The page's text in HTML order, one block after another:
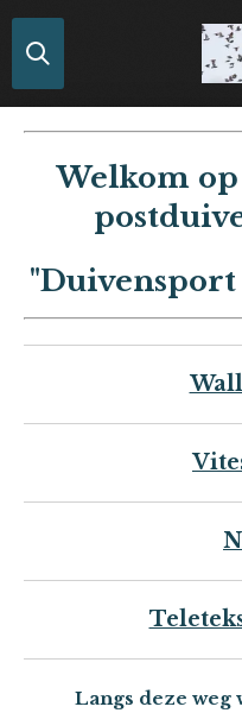
Ga
direct
de
hoofdinhoud
Welkom
"Duivensport
Langs deze weg